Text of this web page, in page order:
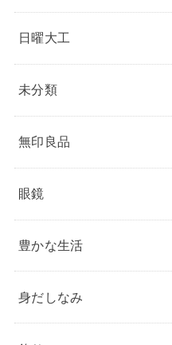
日曜大工
未分類
無印良品
眼鏡
豊かな生活
身だしなみ